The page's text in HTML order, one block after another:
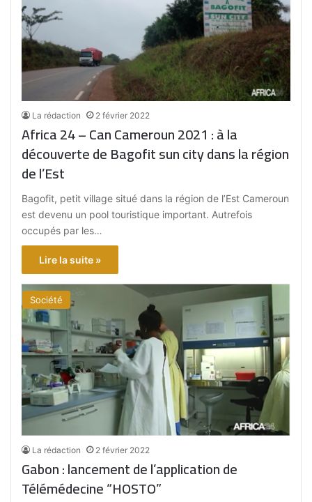
La rédaction 2 février 2022
Africa 24 – Can Cameroun 2021 : à la
découverte de Bagofit sun city dans la région
de l’Est
Bagofit, petit village situé dans la région de l’Est Cameroun
est devenu un pool touristique important. Autrefois
occupés par les…
Lire la suite »
Société
La rédaction 2 février 2022
Gabon : lancement de l’application de
Télémédecine “HOSTO”